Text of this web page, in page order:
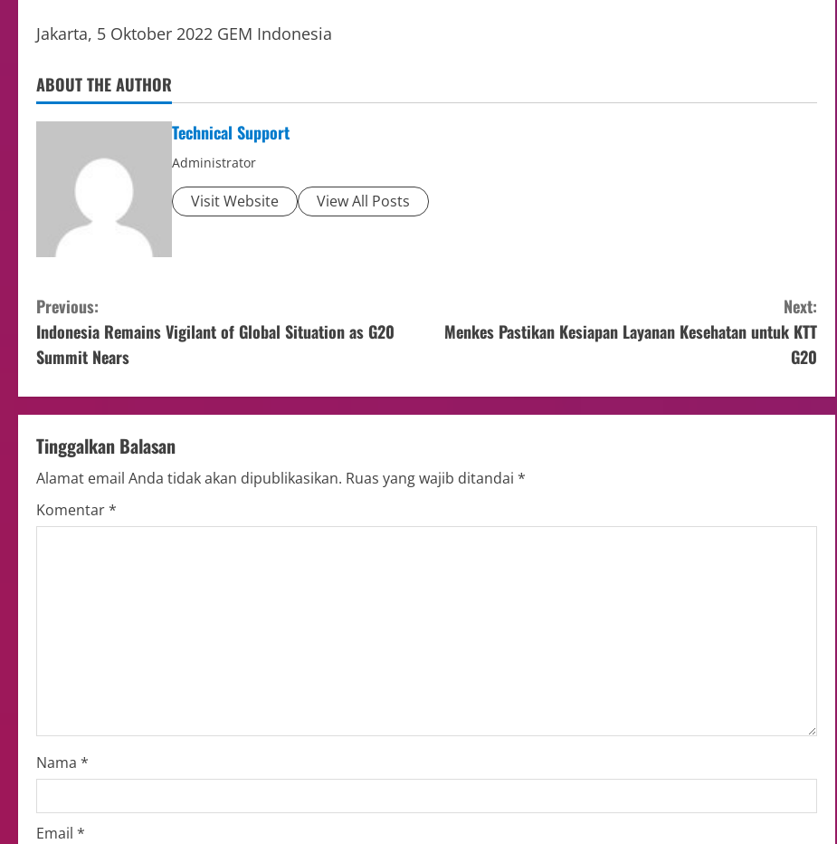
Jakarta, 5 Oktober 2022 GEM Indonesia
ABOUT THE AUTHOR
Technical Support
Administrator
Visit Website View All Posts
Previous:
Indonesia Remains Vigilant of Global Situation as G20
Summit Nears
Next:
Menkes Pastikan Kesiapan Layanan Kesehatan untuk KTT
G20
Tinggalkan Balasan
Alamat email Anda tidak akan dipublikasikan. Ruas yang wajib ditandai *
Komentar*
Nama *
Email *